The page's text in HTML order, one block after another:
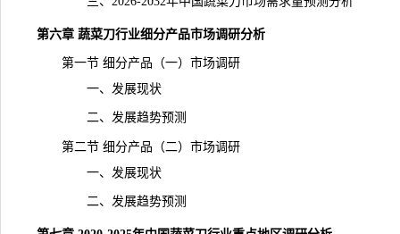
第六章 蔬菜刀行业细分产品市场调研分析
第一节 细分产品（一）市场调研
一、发展现状
二、发展趋势预测
第二节 细分产品（二）市场调研
一、发展现状
二、发展趋势预测